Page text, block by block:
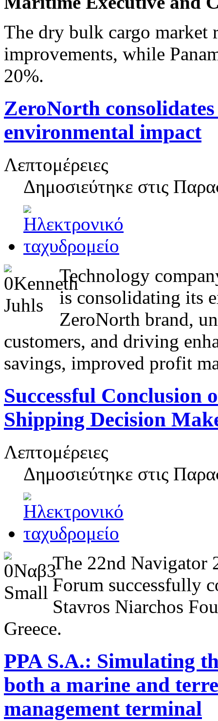
The dry bulk cargo market
improvements, while
20%.
ZeroNorth
environmental impact
Λεπτομέρειες
Δημοσιεύτηκε στις
Technology
is consolidating its
ZeroNorth brand,
customers, and driving
savings, improved profit
Successful Conclusion
Shipping Decision
Λεπτομέρειες
Δημοσιεύτηκε στις
The 22nd Navigator
Forum successfully
Stavros Niarchos
Greece.
PPA S.A.: Simulating
both a marine and
management terminal